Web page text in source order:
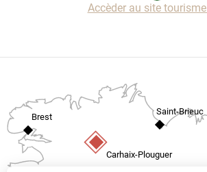
Accèder au site tourisme
Brest
Saint-Brieuc
Carhaix-Plouguer